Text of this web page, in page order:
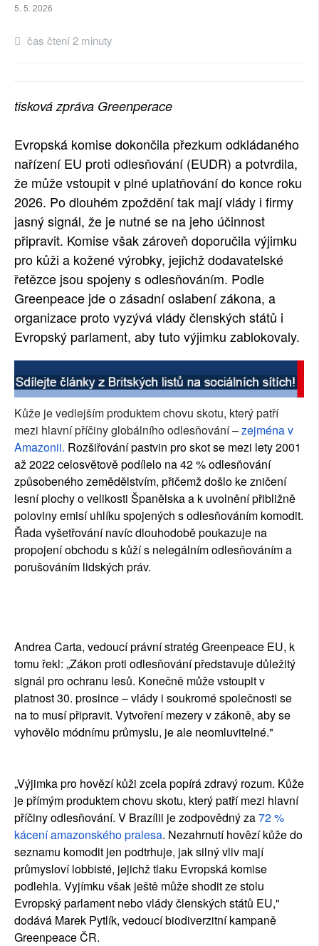
5. 5. 2026
čas čtení 2 minuty
tisková zpráva Greenperace
Evropská komise dokončila přezkum odkládaného
nařízení EU proti odlesňování (EUDR) a potvrdila,
že může vstoupit v plné uplatňování do konce roku
2026. Po dlouhém zpoždění tak mají vlády i firmy
jasný signál, že je nutné se na jeho účinnost
připravit. Komise však zároveň doporučila výjimku
pro kůži a kožené výrobky, jejichž dodavatelské
řetězce jsou spojeny s odlesňováním. Podle
Greenpeace jde o zásadní oslabení zákona, a
organizace proto vyzývá vlády členských států i
Evropský parlament, aby tuto výjimku zablokovaly.
Kůže je vedlejším produktem chovu skotu, který patří
mezi hlavní příčiny globálního odlesňování –zejména v
Amazonii. Rozšiřování pastvin pro skot se mezi lety 2001
až 2022 celosvětově podílelo na 42 % odlesňování
způsobeného zemědělstvím, přičemž došlo ke zničení
lesní plochy o velikosti Španělska a k uvolnění přibližně
poloviny emisí uhlíku spojených s odlesňováním komodit.
Řada vyšetřování navíc dlouhodobě poukazuje na
propojení obchodu s kůží s nelegálním odlesňováním a
porušováním lidských práv.
Andrea Carta, vedoucí právní stratég Greenpeace EU, k
tomu řekl: „Zákon proti odlesňování představuje důležitý
signál pro ochranu lesů. Konečně může vstoupit v
platnost 30. prosince – vlády i soukromé společnosti se
na to musí připravit. Vytvoření mezery v zákoně, aby se
vyhovělo módnímu průmyslu, je ale neomluvitelné."
„Výjimka pro hovězí kůži zcela popírá zdravý rozum. Kůže
je přímým produktem chovu skotu, který patří mezi hlavní
příčiny odlesňování. V Brazílii je zodpovědný za72 %
kácení amazonského pralesa. Nezahrnutí hovězí kůže do
seznamu komodit jen podtrhuje, jak silný vliv mají
průmysloví lobbisté, jejichž tlaku Evropská komise
podlehla. Vyjímku však ještě může shodit ze stolu
Evropský parlament nebo vlády členských států EU,"
dodává Marek Pytlík, vedoucí biodiverzitní kampaně
Greenpeace ČR.